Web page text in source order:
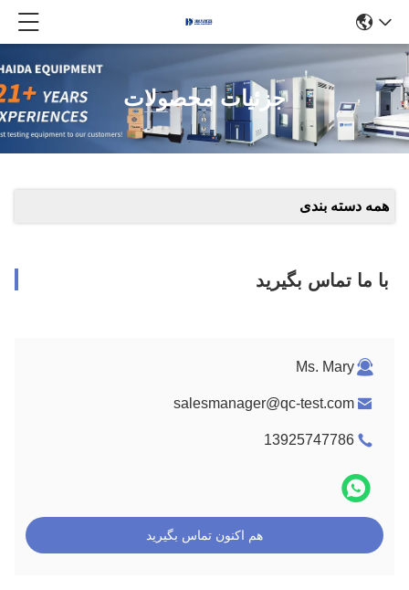
جزئیات محصولات
همه دسته بندی
با ما تماس بگیرید
Ms. Mary
salesmanager@qc-test.com
13925747786
هم اکنون تماس بگیرید